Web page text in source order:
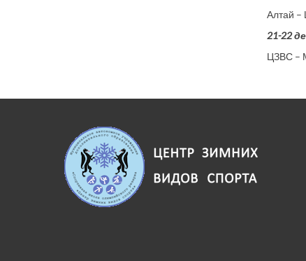
Алтай
21-22
ЦЗВС –